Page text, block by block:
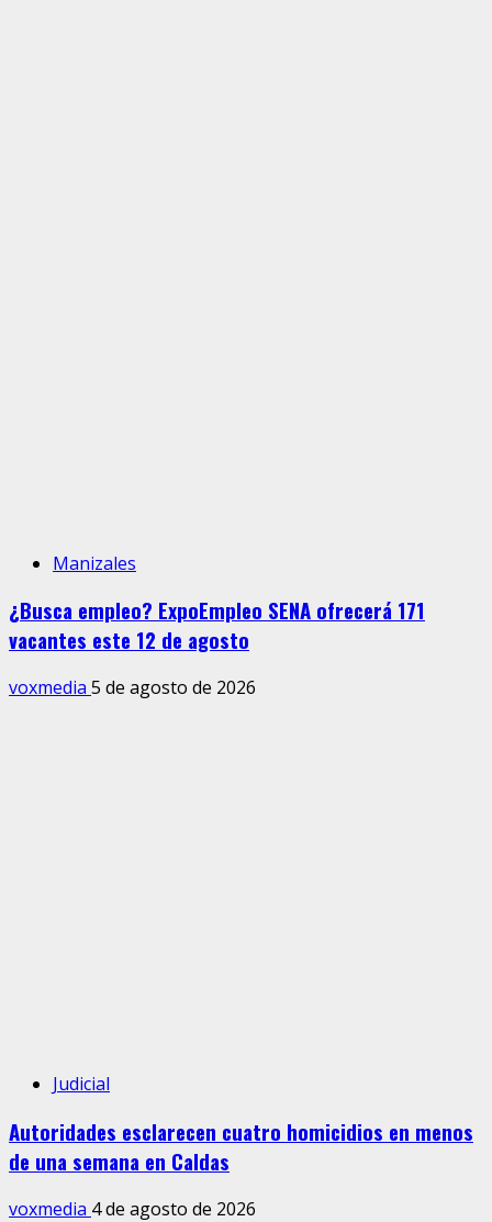
Manizales
¿Busca empleo? ExpoEmpleo SENA ofrecerá 171
vacantes este 12 de agosto
voxmedia 5 de agosto de 2026
Judicial
Autoridades esclarecen cuatro homicidios en menos
de una semana en Caldas
voxmedia 4 de agosto de 2026